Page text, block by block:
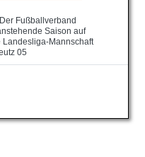
Der Fußballverband
Saison auf
Landesliga-Mannschaft
05